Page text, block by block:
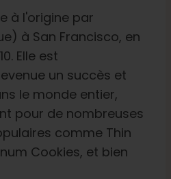
à l'origine par
à San Francisco, en
Elle est
un succès et
le monde entier,
pour de nombreuses
comme Thin
Cookies, et bien